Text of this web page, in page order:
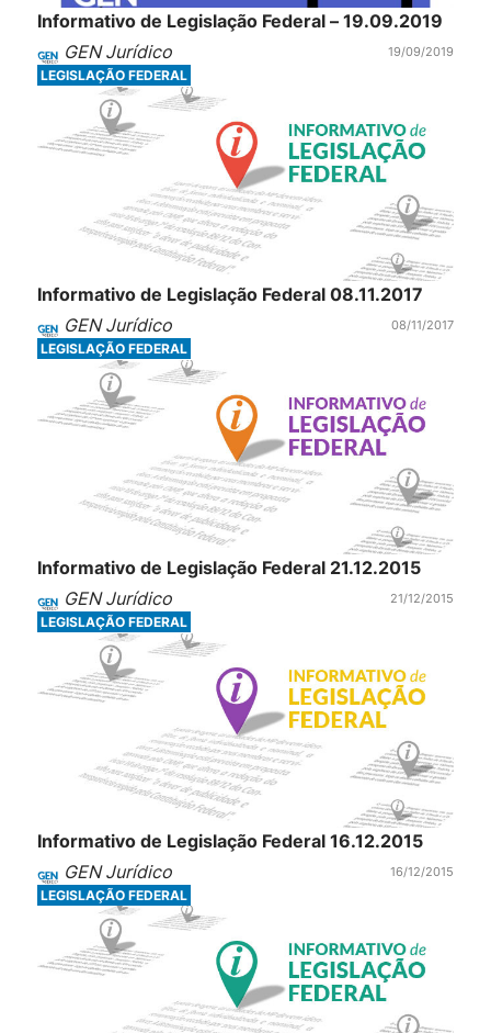
Informativo de Legislação Federal – 19.09.2019
GEN Jurídico
19/09/2019
LEGISLAÇÃO FEDERAL
Informativo de Legislação Federal 08.11.2017
GEN Jurídico
08/11/2017
LEGISLAÇÃO FEDERAL
Informativo de Legislação Federal 21.12.2015
GEN Jurídico
21/12/2015
LEGISLAÇÃO FEDERAL
Informativo de Legislação Federal 16.12.2015
GEN Jurídico
16/12/2015
LEGISLAÇÃO FEDERAL